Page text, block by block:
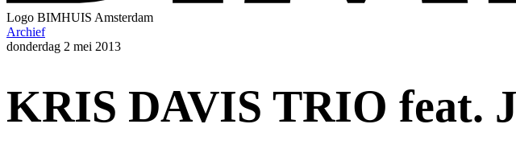
Logo BIMHUIS Amsterdam
Archief
donderdag 2 mei 2013
KRIS DAVIS TRIO feat.